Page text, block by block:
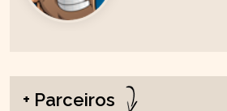
+ Parceiros